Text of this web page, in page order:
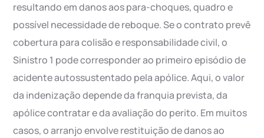
resultando em danos aos para-choques, quadro e
possível necessidade de reboque. Se o contrato prevê
cobertura para colisão e responsabilidade civil, o
Sinistro 1 pode corresponder ao primeiro episódio de
acidente autossustentado pela apólice. Aqui, o valor
da indenização depende da franquia prevista, da
apólice contratar e da avaliação do perito. Em muitos
casos, o arranjo envolve restituição de danos ao